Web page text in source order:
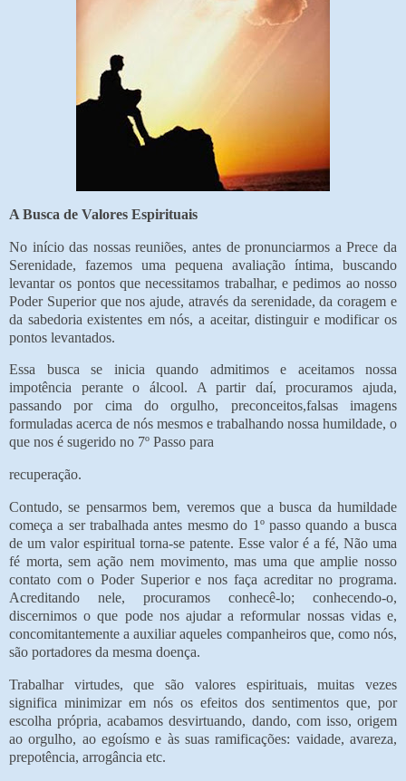
A Busca de Valores Espirituais
No início das nossas reuniões, antes de pronunciarmos a Prece da
Serenidade, fazemos uma pequena avaliação íntima, buscando
levantar os pontos que necessitamos trabalhar, e pedimos ao nosso
Poder Superior que nos ajude, através da serenidade, da coragem e
da sabedoria existentes em nós, a aceitar, distinguir e modificar os
pontos levantados.
Essa busca se inicia quando admitimos e aceitamos nossa
impotência perante o álcool. A partir daí, procuramos ajuda,
passando por cima do orgulho, preconceitos,falsas imagens
formuladas acerca de nós mesmos e trabalhando nossa humildade, o
que nos é sugerido no 7º Passo para
recuperação.
Contudo, se pensarmos bem, veremos que a busca da humildade
começa a ser trabalhada antes mesmo do 1º passo quando a busca
de um valor espiritual torna-se patente. Esse valor é a fé, Não uma
fé morta, sem ação nem movimento, mas uma que amplie nosso
contato com o Poder Superior e nos faça acreditar no programa.
Acreditando nele, procuramos conhecê-lo; conhecendo-o,
discernimos o que pode nos ajudar a reformular nossas vidas e,
concomitantemente a auxiliar aqueles companheiros que, como nós,
são portadores da mesma doença.
Trabalhar virtudes, que são valores espirituais, muitas vezes
significa minimizar em nós os efeitos dos sentimentos que, por
escolha própria, acabamos desvirtuando, dando, com isso, origem
ao orgulho, ao egoísmo e às suas ramificações: vaidade, avareza,
prepotência, arrogância etc.